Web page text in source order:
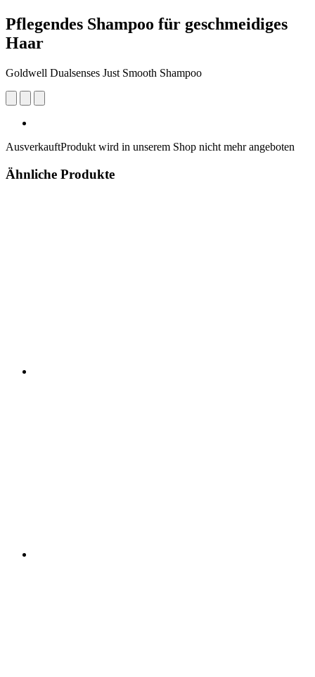
Pflegendes Shampoo für geschmeidiges
Haar
Goldwell Dualsenses Just Smooth Shampoo
AusverkauftProdukt wird in unserem Shop nicht mehr angeboten
Ähnliche Produkte